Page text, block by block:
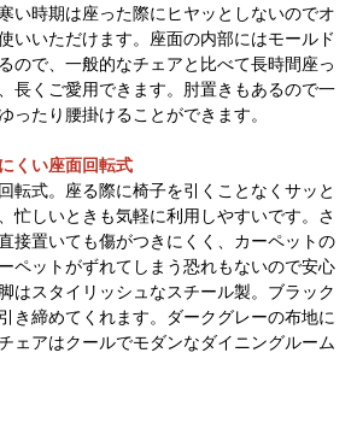
い時期は座った際にヒヤッとしないのでオ
いいただけます。座面の内部にはモールド
ので、一般的なチェアと比べて長時間座っ
長くご愛用できます。肘置きもあるので一
ったり腰掛けることができます。
くい座面回転式
転式。座る際に椅子を引くことなくサッと
忙しいときも気軽に利用しやすいです。さ
接置いても傷がつきにくく、カーペットの
ペットがずれてしまう恐れもないので安心
はスタイリッシュなスチール製。ブラック
き締めてくれます。ダークグレーの布地に
ェアはクールでモダンなダイニングルーム